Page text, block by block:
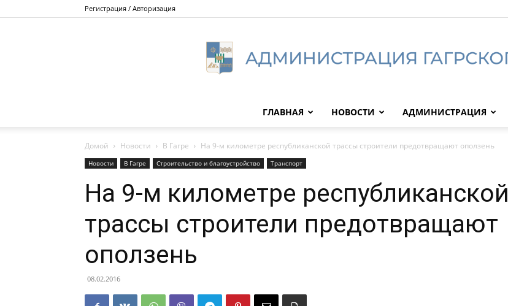
Регистрация / Авторизация
Гагрского
ГЛАВНАЯ НОВОСТИ АДМИНИСТРАЦИЯ
Домой Новости В Гагре На 9-м километре республиканской трассы строители предотвращают оползень
Новости В Гагре Строительство и благоустройство Транспорт
На 9-м километре республиканской
трассы строители предотвращают
оползень
08.02.2016